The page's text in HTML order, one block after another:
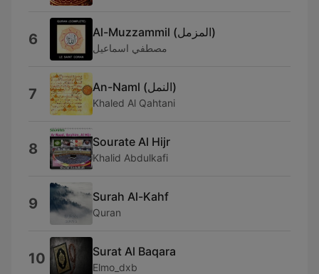
6 Al-Muzzammil (المزمل)
مصطفي اسماعيل
7 An-Naml (النمل)
Khaled Al Qahtani
8 Sourate Al Hijr
Khalid Abdulkafi
9 Surah Al-Kahf
Quran
10 Surat Al Baqara
Elmo_dxb